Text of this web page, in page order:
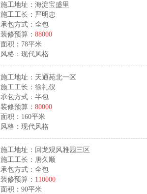
施工地址：海淀宝盛里
施工工长：严明忠
承包方式：全包
装修预算：88000
面积：78平米
风格：现代风格
施工地址：天通苑北一区
施工工长：徐礼仪
承包方式：半包
装修预算：80000
面积：160平米
风格：现代风格
施工地址：回龙观风雅园三区
施工工长：唐久顺
承包方式：全包
装修预算： 110000
面积：90平米